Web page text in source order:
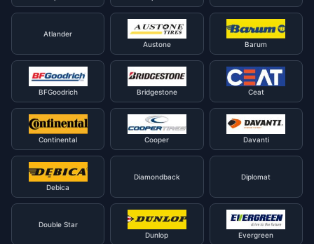
Atlander
Austone
Barum
BFGoodrich Bridgestone Ceat
Continental Cooper Davanti
Debica
Diamondback Diplomat
Double Star
Dunlop
Evergreen